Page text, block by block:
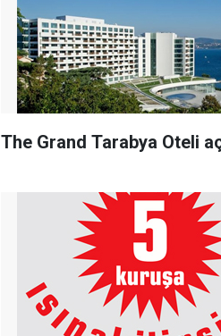
The Grand Tarabya Oteli